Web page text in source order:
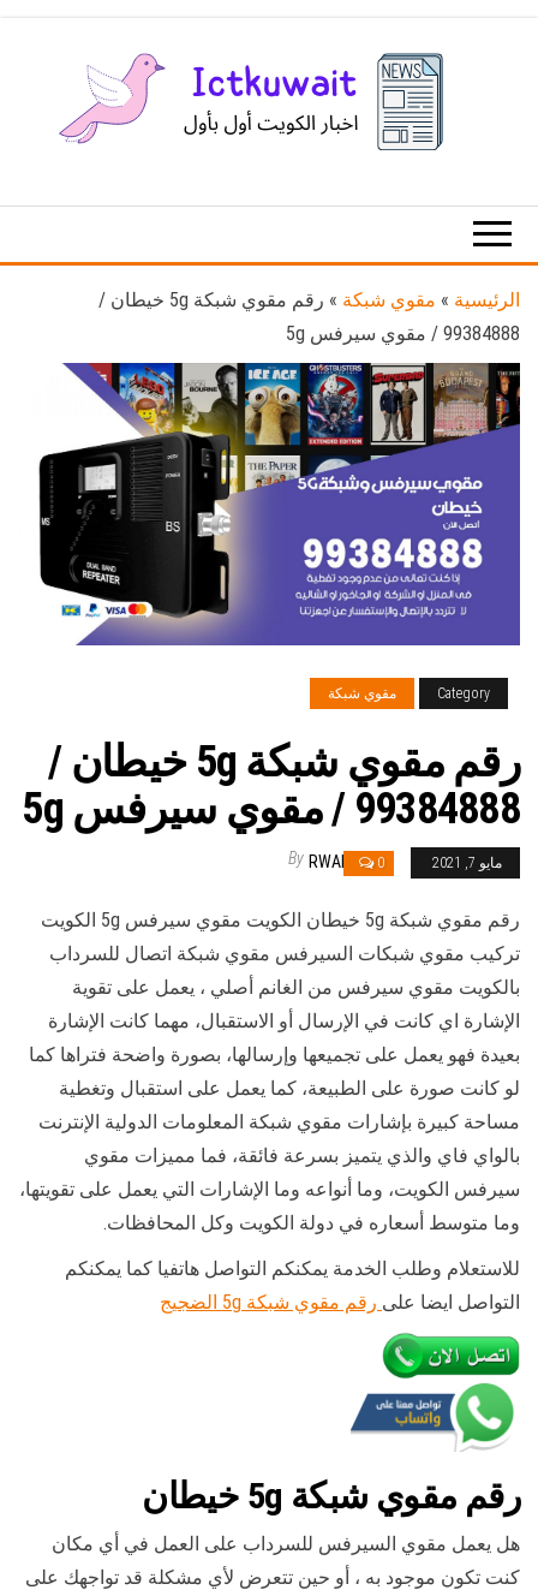
الكويت
الرئيسية » مقوي شبكة »
رقم مقوي شبكة 5g خيطان /
99384888 / مقوي سيرفس 5g
Category مقوي شبكة
رقم مقوي شبكة 5g خيطان /
99384888 / مقوي سيرفس 5g
مايو 7, 2021 0
By RWAN
رقم مقوي شبكة 5g خيطان الكويت مقوي سيرفس 5g الكويت
تركيب مقوي شبكات السيرفس مقوي شبكة اتصال للسرداب
بالكويت مقوي سيرفس من الغانم أصلي ، يعمل على تقوية
الإشارة اي كانت في الإرسال أو الاستقبال، مهما كانت الإشارة
بعيدة فهو يعمل على تجميعها وإرسالها، بصورة واضحة فتراها كما
لو كانت صورة على الطبيعة، كما يعمل على استقبال وتغطية
مساحة كبيرة بإشارات مقوي شبكة المعلومات الدولية الإنترنت
بالواي فاي والذي يتميز بسرعة فائقة، فما مميزات مقوي
سيرفس الكويت، وما أنواعه وما الإشارات التي يعمل على تقويتها،
وما متوسط أسعاره في دولة الكويت وكل المحافظات.
للاستعلام وطلب الخدمة يمكنكم التواصل هاتفيا كما يمكنكم
التواصل ايضا على رقم مقوي شبكة 5g الضجيج
رقم مقوي شبكة 5g خيطان
هل يعمل مقوي السيرفس للسرداب على العمل في أي مكان
كنت تكون موجود به ، أو حين تتعرض لأي مشكلة قد تواجهك على